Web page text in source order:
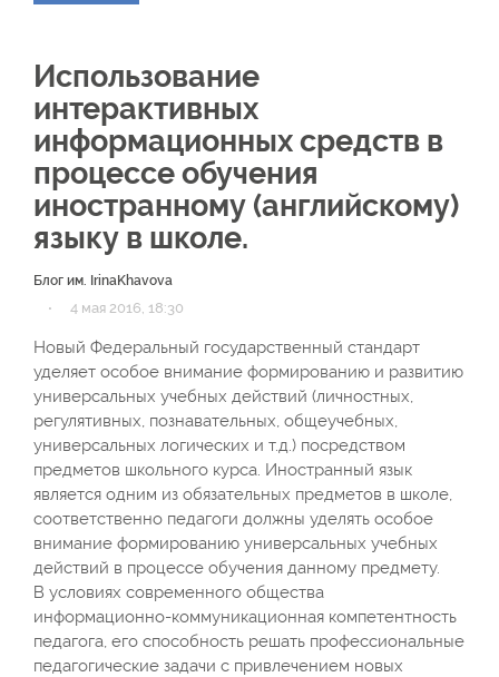
Использование
интерактивных
информационных средств в
процессе обучения
иностранному (английскому)
языку в школе.
Блог им. IrinaKhavova
· 4 мая 2016, 18:30
Новый Федеральный государственный стандарт
уделяет особое внимание формированию и развитию
универсальных учебных действий (личностных,
регулятивных, познавательных, общеучебных,
универсальных логических и т.д.) посредством
предметов школьного курса. Иностранный язык
является одним из обязательных предметов в школе,
соответственно педагоги должны уделять особое
внимание формированию универсальных учебных
действий в процессе обучения данному предмету.
В условиях современного общества
информационно-коммуникационная компетентность
педагога, его способность решать профессиональные
педагогические задачи с привлечением новых